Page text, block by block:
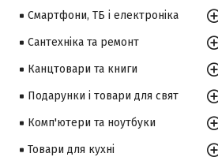
Смартфони, ТБ і електроніка
Сантехніка та ремонт
Канцтовари та книги
Подарунки і товари для свят
Комп'ютери та ноутбуки
Товари для кухні